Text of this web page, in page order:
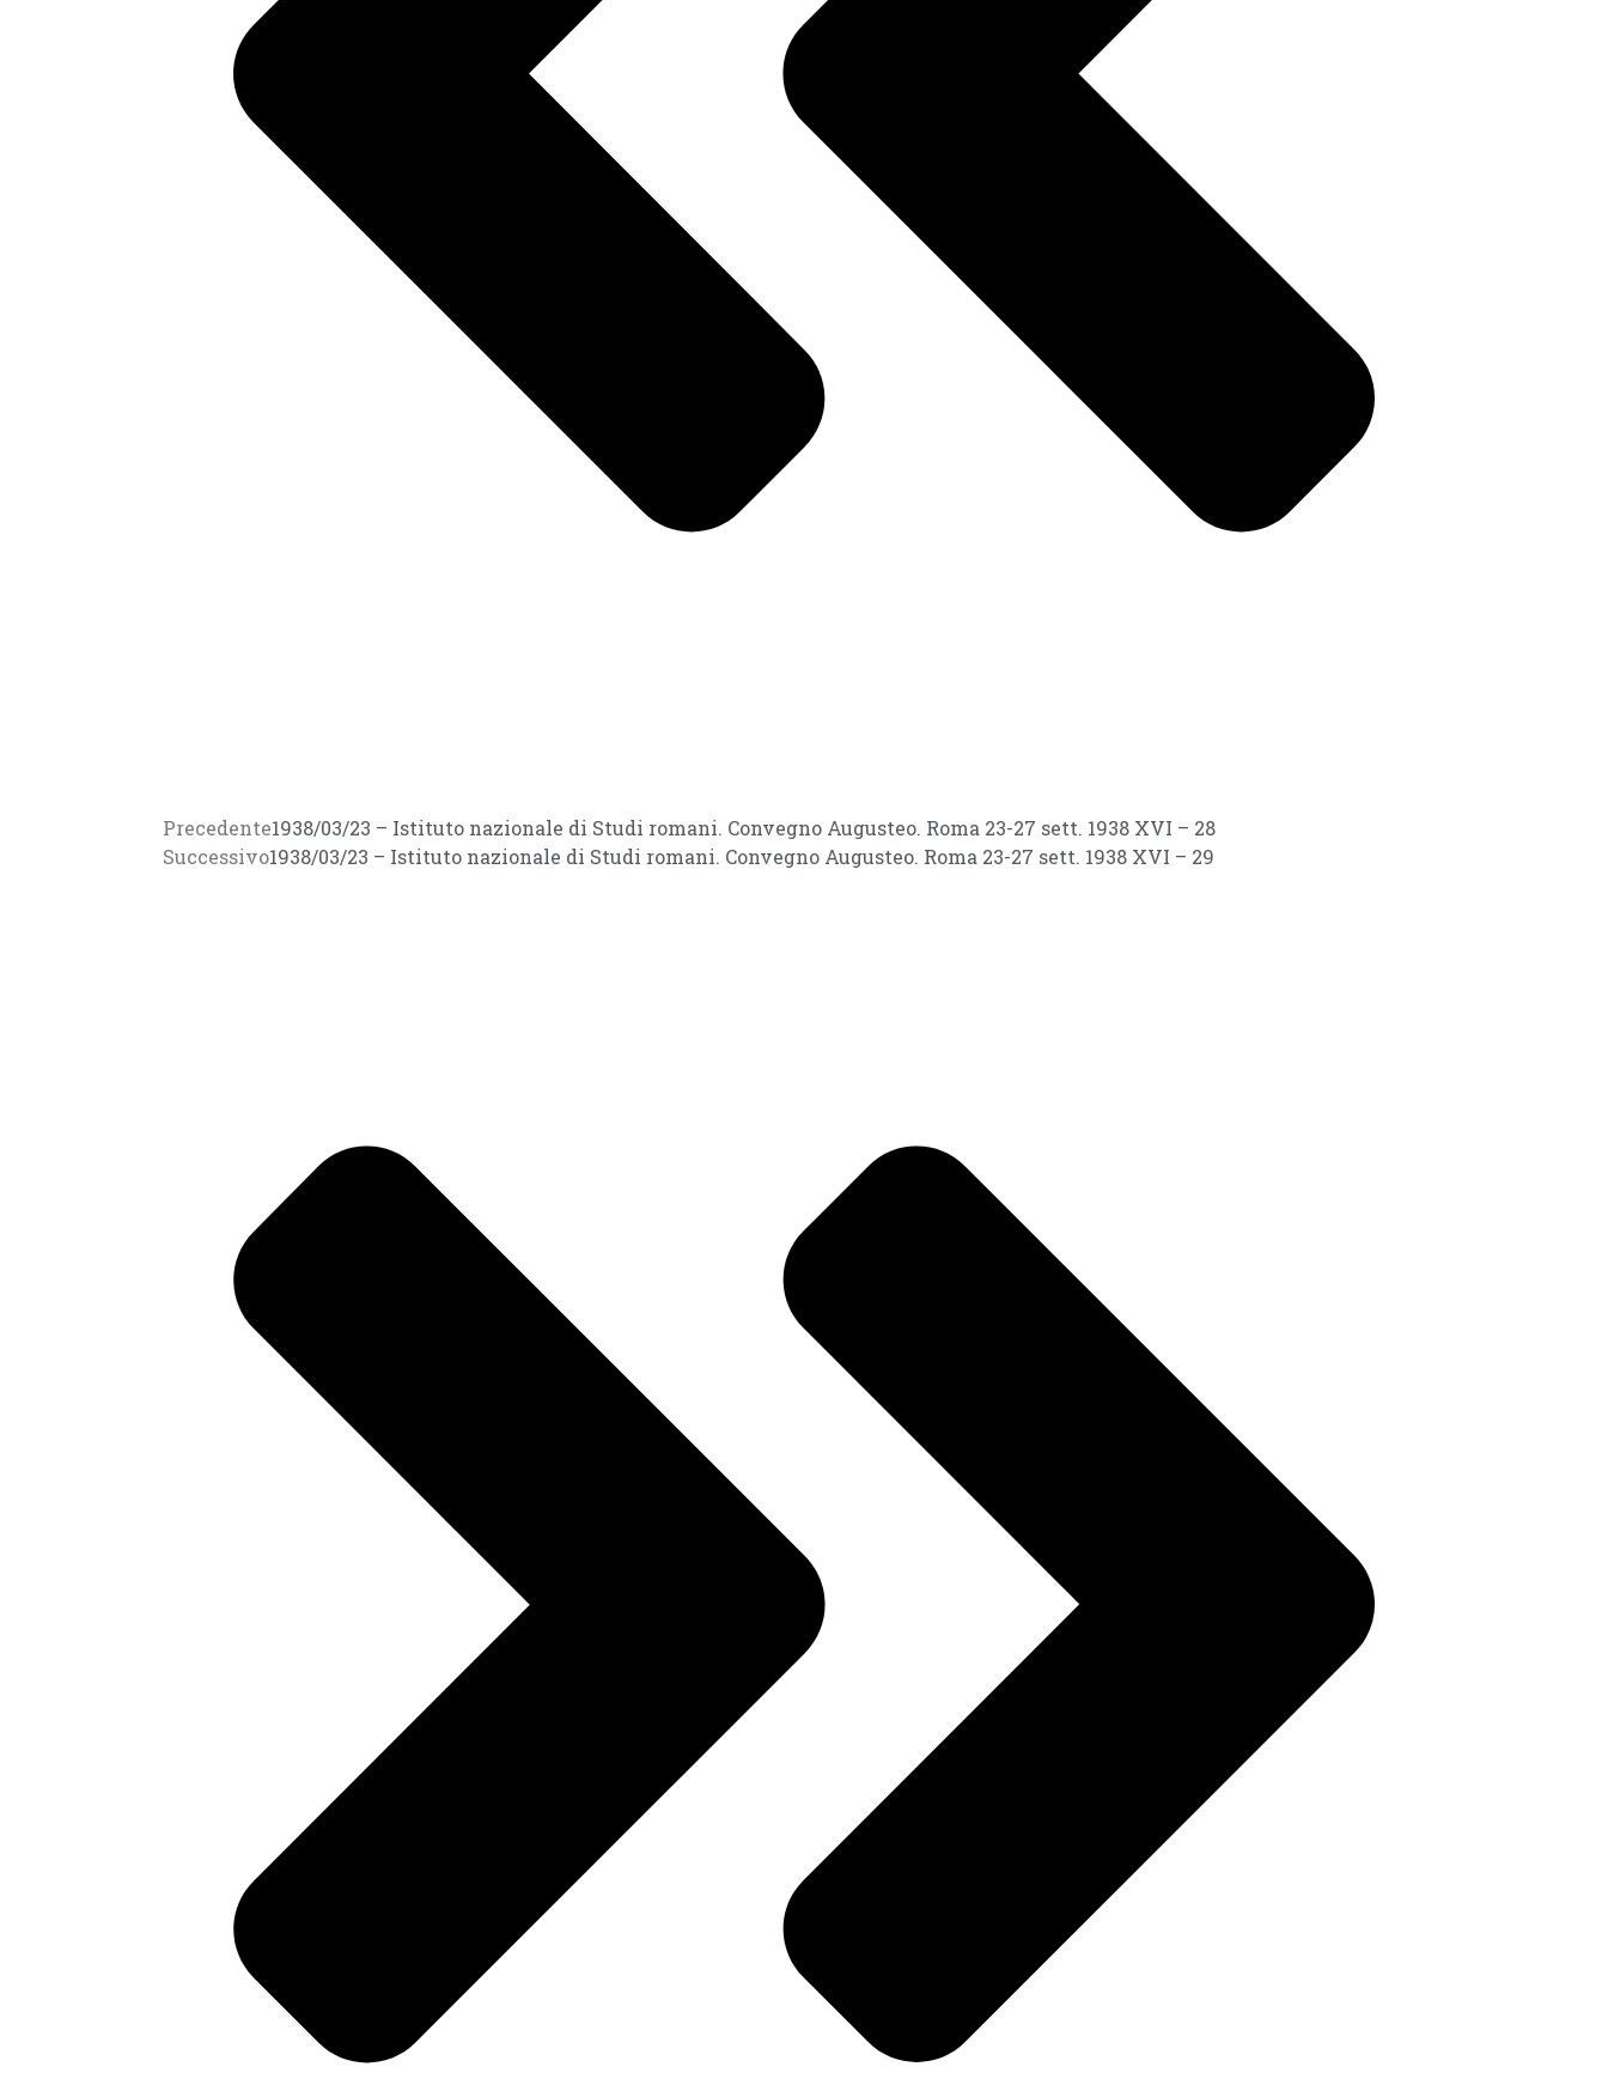
Precedente1938/03/23 – Istituto nazionale di Studi romani. Convegno Augusteo. Roma 23-27 sett. 1938 XVI – 28
Successivo1938/03/23 – Istituto nazionale di Studi romani. Convegno Augusteo. Roma 23-27 sett. 1938 XVI – 29